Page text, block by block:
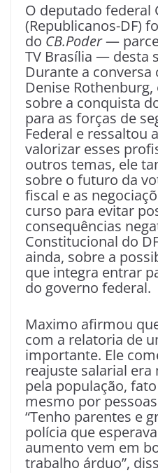
O deputado federal
(Republicanos-DF)
do CB.Poder—
TV Brasília — desta
Durante a
Denise
sobre a conquista
para as forças de
Federal e ressaltou
valorizar esses
outros temas, ele
sobre o futuro da
fiscal e as
curso para evitar
consequências
Constitucional do
ainda, sobre a
que integra entrar
do governo federal.
Maximo afirmou
com a relatoria de
importante. Ele
reajuste salarial
pela população,
mesmo por
“Tenho parentes e
polícia que
aumento vem em
trabalho árduo”,